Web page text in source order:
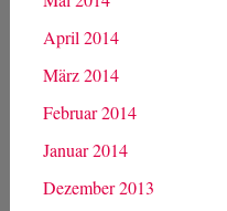
April 2014
März 2014
Februar 2014
Januar 2014
Dezember 2013